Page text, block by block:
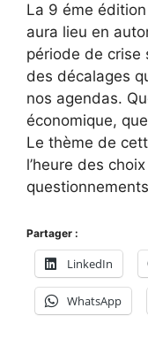
La 9 éme
aura lieu en
période de crise
des décalages
nos agendas.
économique,
Le thème de
l’heure des
Partager :
LinkedIn
WhatsApp